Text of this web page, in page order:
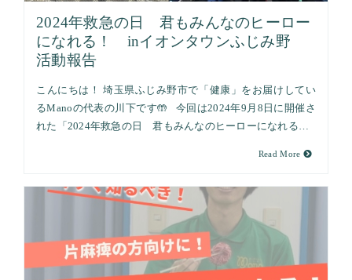
2024年救急の日 君もみんなのヒーロー
になれる！ inイオンタウンふじみ野
活動報告
こんにちは！ 埼玉県ふじみ野市で「健康」をお届けしてい
るManoの代表の川下です🤲 今回は2024年9月8日に開催さ
れた「2024年救急の日 君もみんなのヒーローになれる…
Read More